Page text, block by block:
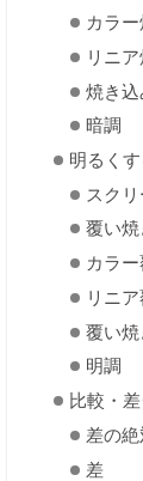
カラ
リニ
焼き込
暗調
明るく
スク
覆い焼
カラ
リニ
覆い焼
明調
比較・
差の絶
差